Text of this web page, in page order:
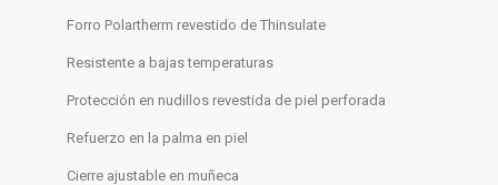
Forro Polartherm revestido de Thinsulate
Resistente a bajas temperaturas
Protección en nudillos revestida de piel perforada
Refuerzo en la palma en piel
Cierre ajustable en muñeca